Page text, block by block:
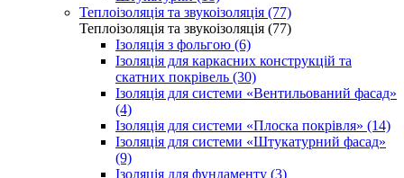
Теплоізоляція та звукоізоляція (77)
Теплоізоляція та звукоізоляція (77)
Ізоляція з фольгою (6)
Ізоляція для каркасних конструкцій та
скатних покрівель (30)
Ізоляція для системи «Вентильований фасад»
(4)
Ізоляція для системи «Плоска покрівля» (14)
Ізоляція для системи «Штукатурний фасад»
(9)
Ізоляція для фундаменту (3)